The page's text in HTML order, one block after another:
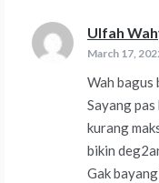
Ulfah
March 17,
Wah bagus
Sayang
kurang
bikin
Gak